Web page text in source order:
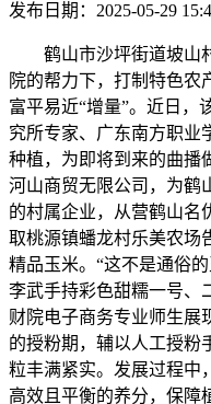
发布日期：2025-05-29
鹤山市沙坪街道坡山村
院的帮力下，打制特色农
富平易近“增量”。近日，
究所专家、广东南方职业
种植，为即将到来的曲播
河山商贸无限公司，为鹤
的村属企业，从营鹤山名
取桃源镇蟠龙村乐美农场
精品玉米。“这不是通俗
李武手持彩色甜糯一号、
财院电子商务专业师生展
的授粉期，辅以人工授粉
粒丰满紧实。发展过程中
高效且平衡的养分，保障